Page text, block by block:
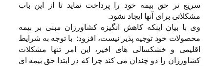
سریع تر حق بیمه خود را پرداخت نماید تا از این باب
مشکلاتی برای آنها ایجاد نشود.
وی با بیان اینکه کاهش انگیزه کشاورزان مبنی بر بیمه
محصولات خود توجیه پذیر نیست، افزود: با توجه به شرایط
اقلیمی و خشکسالی های اخیر، این امر تنها مشکلات
کشاورزان را دو چندان می کند چرا که در ابتدا حق بیمه ای